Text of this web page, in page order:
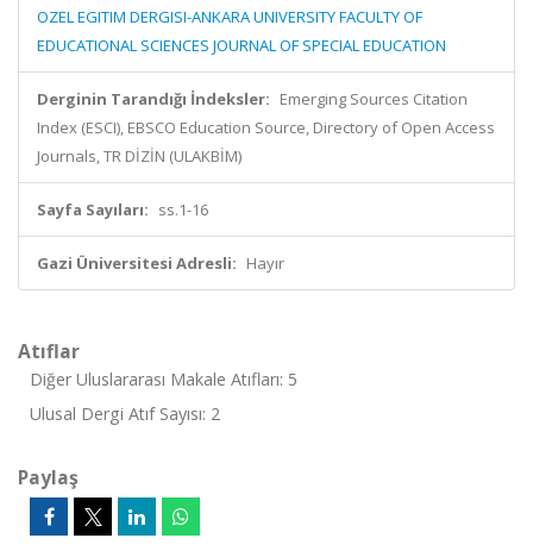
OZEL EGITIM DERGISI-ANKARA UNIVERSITY FACULTY OF
EDUCATIONAL SCIENCES JOURNAL OF SPECIAL EDUCATION
Derginin Tarandığı İndeksler: Emerging Sources Citation
Index (ESCI), EBSCO Education Source, Directory of Open Access
Journals, TR DİZİN (ULAKBİM)
Sayfa Sayıları: ss.1-16
Gazi Üniversitesi Adresli: Hayır
Atıflar
Diğer Uluslararası Makale Atıfları: 5
Ulusal Dergi Atıf Sayısı: 2
Paylaş